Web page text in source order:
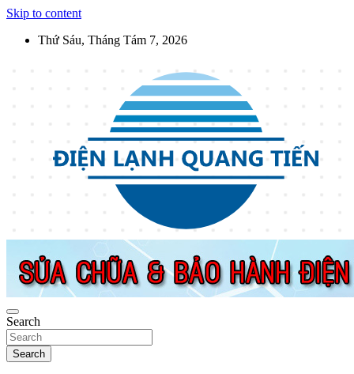
Skip to content
Thứ Sáu, Tháng Tám 7, 2026
Điện Lạnh Quang Tiến
Sửa chữa thiết bị điện lạnh, điện dân dụng, thiết bị nhà bếp tại Hà
Nội
Search
Search